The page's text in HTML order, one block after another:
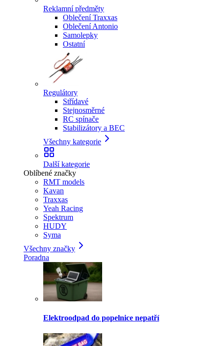
Reklamní předměty
Oblečení Traxxas
Oblečení Antonio
Samolepky
Ostatní
Regulátory
Střídavé
Stejnosměrné
RC spínače
Stabilizátory a BEC
Všechny kategorie
Další kategorie
Oblíbené značky
RMT models
Kavan
Traxxas
Yeah Racing
Spektrum
HUDY
Syma
Všechny značky
Poradna
Elektroodpad do popelnice nepatří